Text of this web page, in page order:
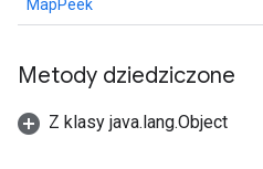
MapPeek
Metody dziedziczone
Z klasy java.lang.Object